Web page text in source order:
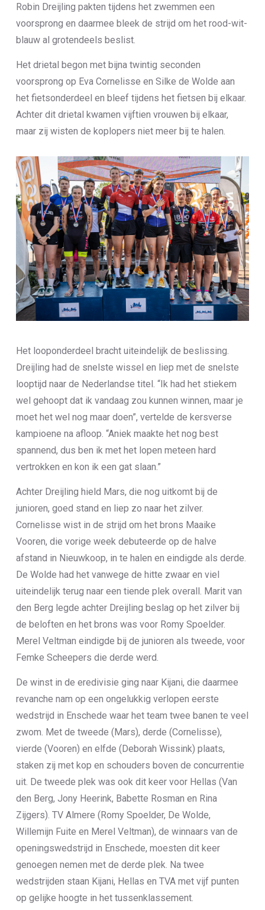
Robin Dreijling pakten tijdens het zwemmen een
voorsprong en daarmee bleek de strijd om het rood-wit-
blauw al grotendeels beslist.
Het drietal begon met bijna twintig seconden
voorsprong op Eva Cornelisse en Silke de Wolde aan
het fietsonderdeel en bleef tijdens het fietsen bij elkaar.
Achter dit drietal kwamen vijftien vrouwen bij elkaar,
maar zij wisten de koplopers niet meer bij te halen.
Het looponderdeel bracht uiteindelijk de beslissing.
Dreijling had de snelste wissel en liep met de snelste
looptijd naar de Nederlandse titel. “Ik had het stiekem
wel gehoopt dat ik vandaag zou kunnen winnen, maar je
moet het wel nog maar doen”, vertelde de kersverse
kampioene na afloop. “Aniek maakte het nog best
spannend, dus ben ik met het lopen meteen hard
vertrokken en kon ik een gat slaan.”
Achter Dreijling hield Mars, die nog uitkomt bij de
junioren, goed stand en liep zo naar het zilver.
Cornelisse wist in de strijd om het brons Maaike
Vooren, die vorige week debuteerde op de halve
afstand in Nieuwkoop, in te halen en eindigde als derde.
De Wolde had het vanwege de hitte zwaar en viel
uiteindelijk terug naar een tiende plek overall. Marit van
den Berg legde achter Dreijling beslag op het zilver bij
de beloften en het brons was voor Romy Spoelder.
Merel Veltman eindigde bij de junioren als tweede, voor
Femke Scheepers die derde werd.
De winst in de eredivisie ging naar Kijani, die daarmee
revanche nam op een ongelukkig verlopen eerste
wedstrijd in Enschede waar het team twee banen te veel
zwom. Met de tweede (Mars), derde (Cornelisse),
vierde (Vooren) en elfde (Deborah Wissink) plaats,
staken zij met kop en schouders boven de concurrentie
uit. De tweede plek was ook dit keer voor Hellas (Van
den Berg, Jony Heerink, Babette Rosman en Rina
Zijgers). TV Almere (Romy Spoelder, De Wolde,
Willemijn Fuite en Merel Veltman), de winnaars van de
openingswedstrijd in Enschede, moesten dit keer
genoegen nemen met de derde plek. Na twee
wedstrijden staan Kijani, Hellas en TVA met vijf punten
op gelijke hoogte in het tussenklassement.